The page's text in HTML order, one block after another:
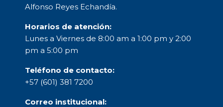
Alfonso Reyes Echandía.
Horarios de atención:
Lunes a Viernes de 8:00 am a 1:00 pm y 2:00
pm a 5:00 pm
Teléfono de contacto:
+57 (601) 381 7200
Correo institucional: